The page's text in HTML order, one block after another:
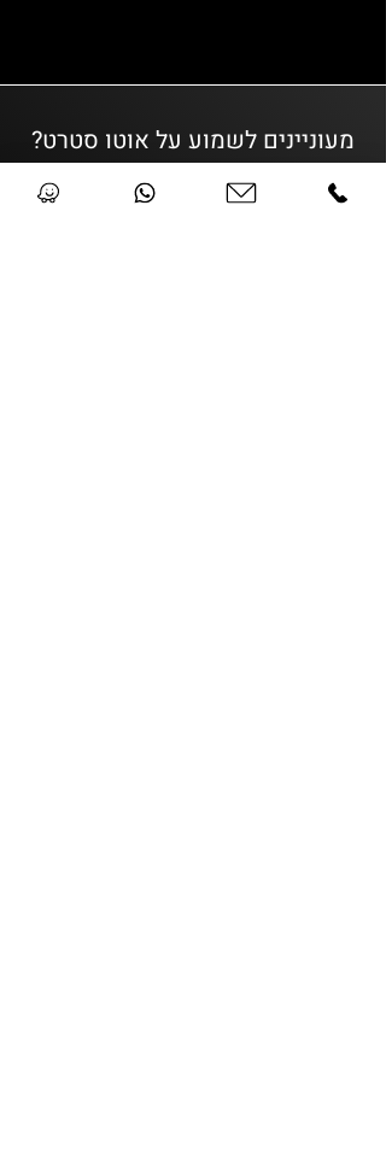
מעוניינים לשמוע על אוטו סטרט?